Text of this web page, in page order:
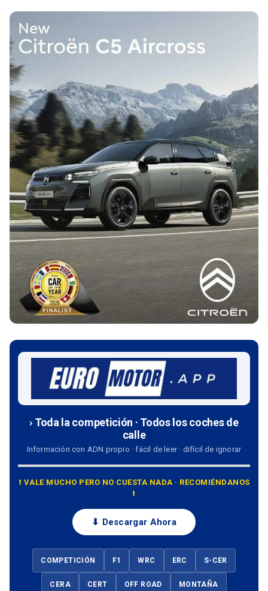
› Toda la competición · Todos los coches de
calle
Información con ADN propio · fácil de leer · difícil de ignorar
⭡ VALE MUCHO PERO NO CUESTA NADA · RECOMIÉNDANOS
⭡
⬇ Descargar Ahora
COMPETICIÓN F1 WRC ERC S-CER
CERA CERT OFF ROAD MONTAÑA